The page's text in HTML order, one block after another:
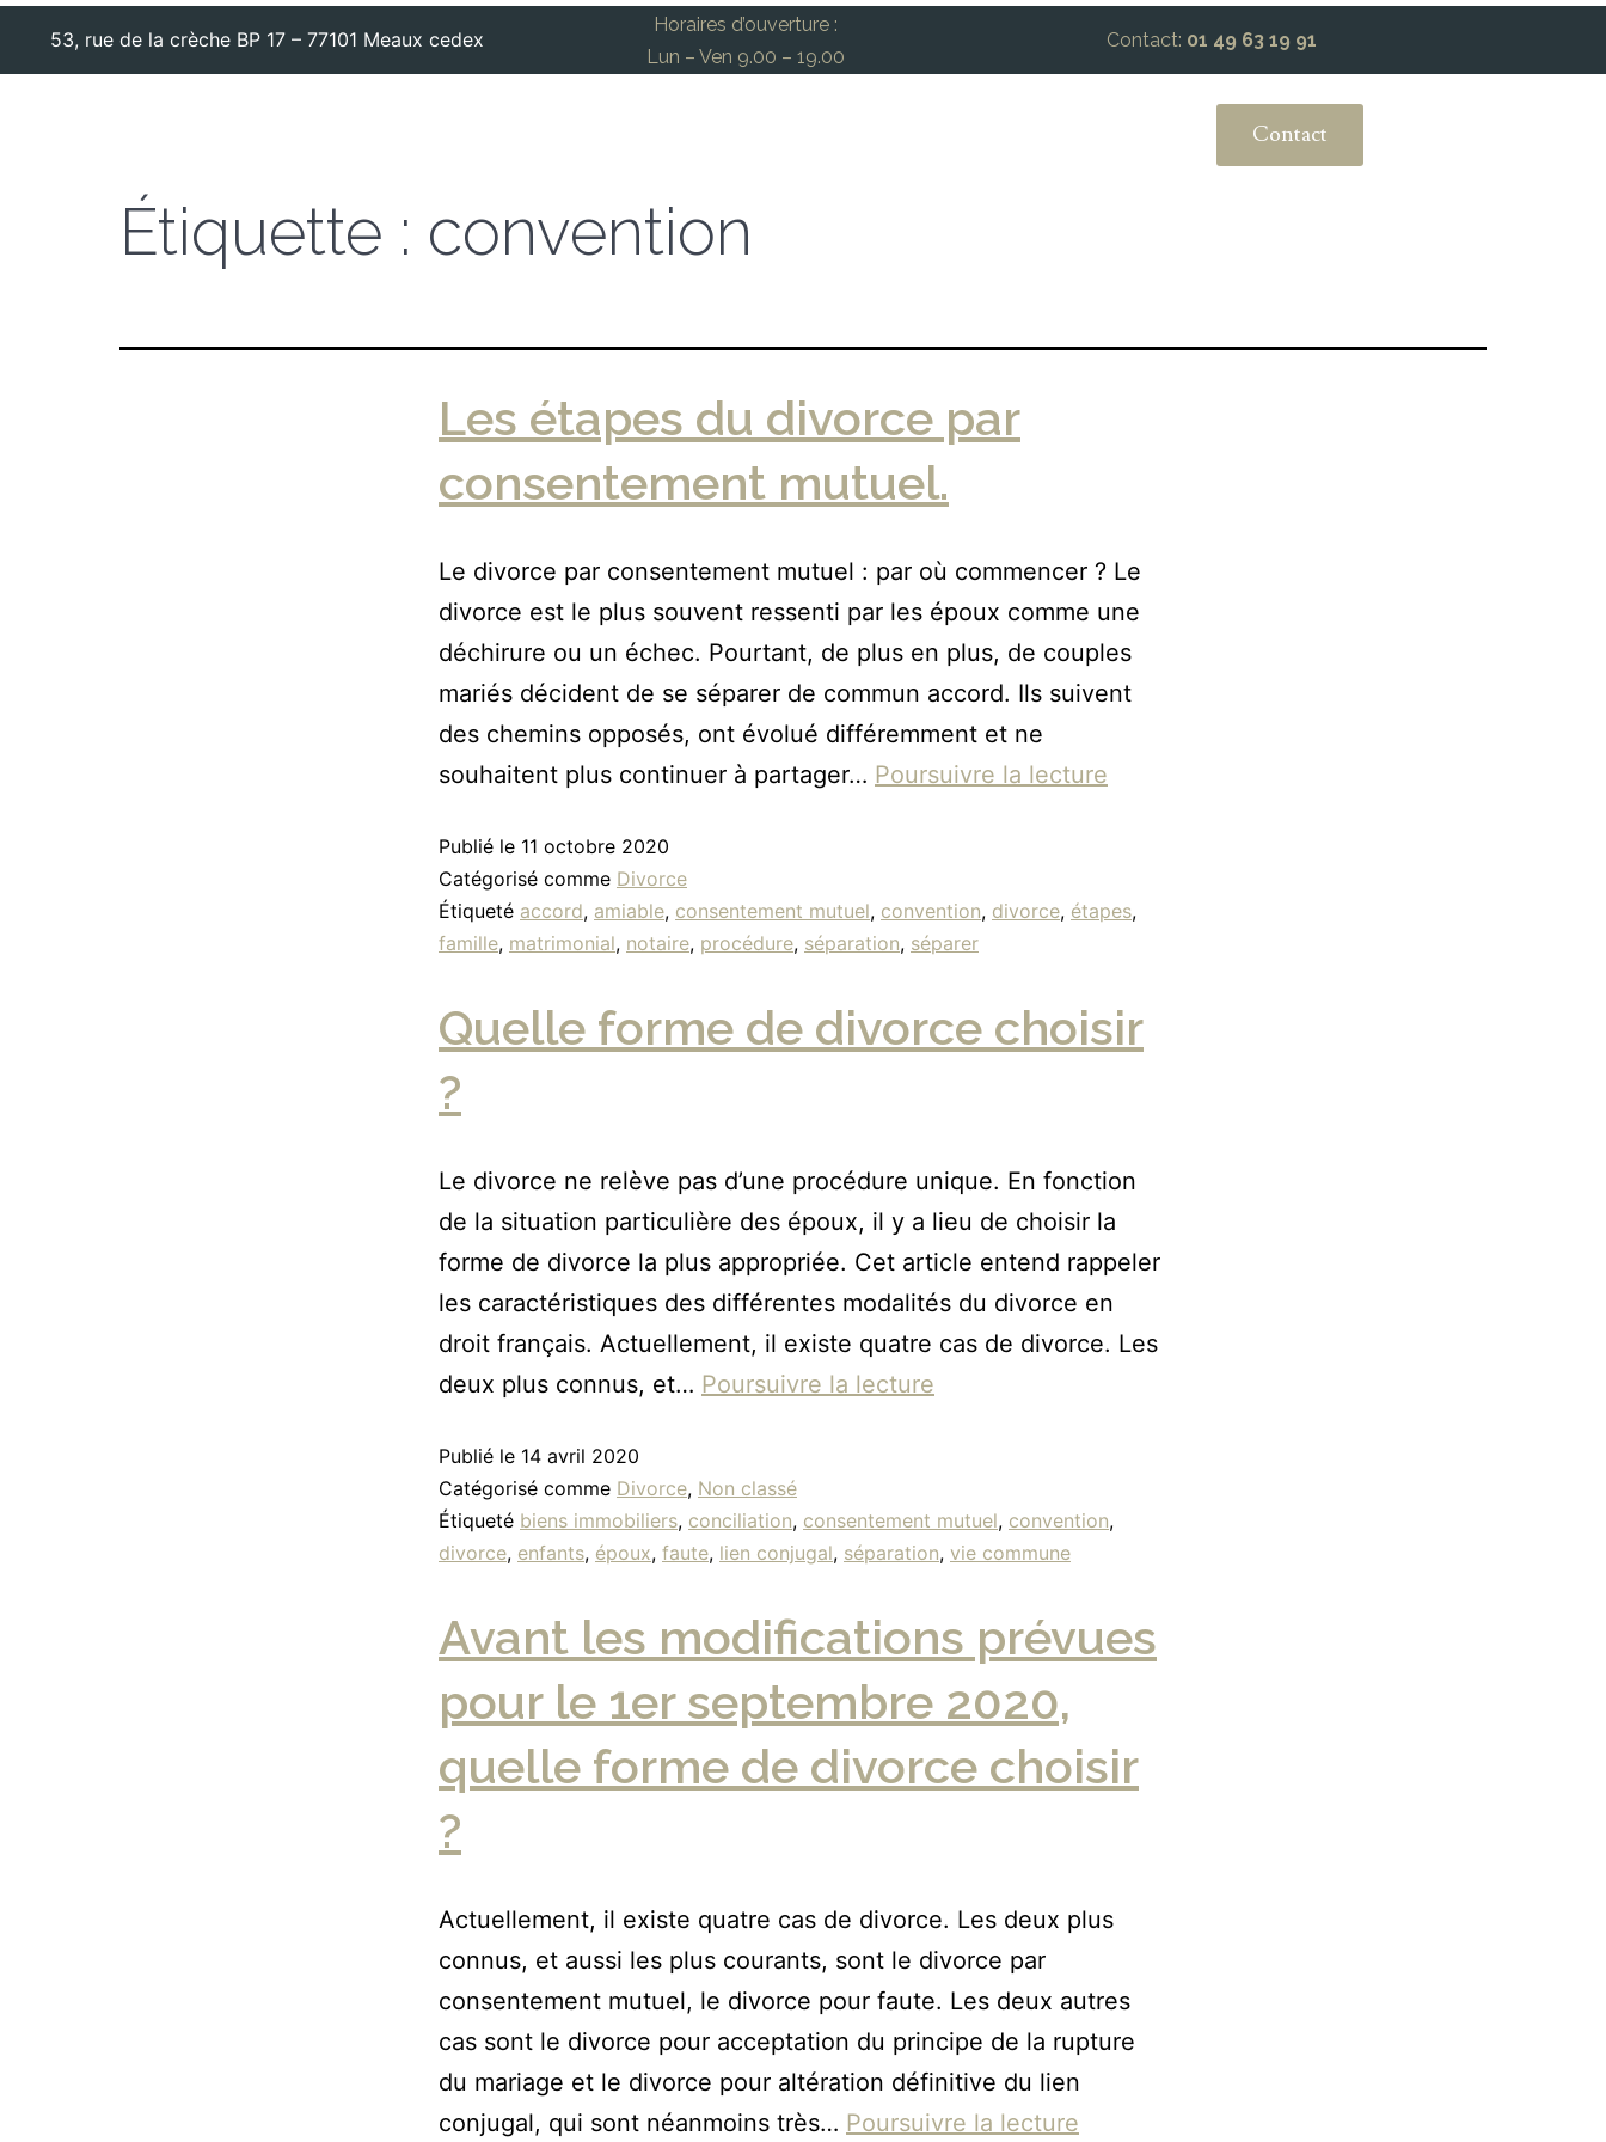
53, rue de la crèche BP 17 – 77101 Meaux cedex
Horaires d’ouverture :
Lun – Ven 9.00 – 19.00
Contact: 01 49 63 19 91
Contact
Étiquette : convention
Les étapes du divorce par
consentement mutuel.
Le divorce par consentement mutuel : par où commencer ? Le
divorce est le plus souvent ressenti par les époux comme une
déchirure ou un échec. Pourtant, de plus en plus, de couples
mariés décident de se séparer de commun accord. Ils suivent
des chemins opposés, ont évolué différemment et ne
souhaitent plus continuer à partager… Poursuivre la lecture
Publié le 11 octobre 2020
Catégorisé comme Divorce
Étiqueté accord, amiable, consentement mutuel, convention, divorce, étapes,
famille, matrimonial, notaire, procédure, séparation, séparer
Quelle forme de divorce choisir
?
Le divorce ne relève pas d’une procédure unique. En fonction
de la situation particulière des époux, il y a lieu de choisir la
forme de divorce la plus appropriée. Cet article entend rappeler
les caractéristiques des différentes modalités du divorce en
droit français. Actuellement, il existe quatre cas de divorce. Les
deux plus connus, et… Poursuivre la lecture
Publié le 14 avril 2020
Catégorisé comme Divorce, Non classé
Étiqueté biens immobiliers, conciliation, consentement mutuel, convention,
divorce, enfants, époux, faute, lien conjugal, séparation, vie commune
Avant les modifications prévues
pour le 1er septembre 2020,
quelle forme de divorce choisir
?
Actuellement, il existe quatre cas de divorce. Les deux plus
connus, et aussi les plus courants, sont le divorce par
consentement mutuel, le divorce pour faute. Les deux autres
cas sont le divorce pour acceptation du principe de la rupture
du mariage et le divorce pour altération définitive du lien
conjugal, qui sont néanmoins très… Poursuivre la lecture